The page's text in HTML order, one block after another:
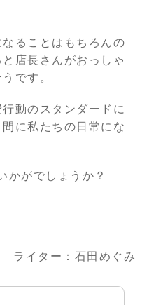
ることはもちろんの
店長さんがおっしゃ
です。
動のスタンダードに
に私たちの日常にな
かがでしょうか？
ライター：石田めぐみ